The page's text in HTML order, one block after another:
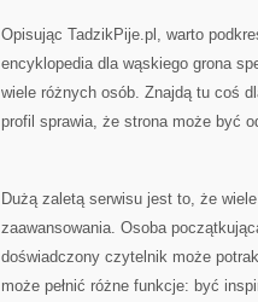
Opisując TadzikPije.pl, warto
encyklopedia dla wąskiego grona
wiele różnych osób. Znajdą tu coś
profil sprawia, że strona może być
Dużą zaletą serwisu jest to, że
zaawansowania. Osoba
doświadczony czytelnik może
może pełnić różne funkcje: być